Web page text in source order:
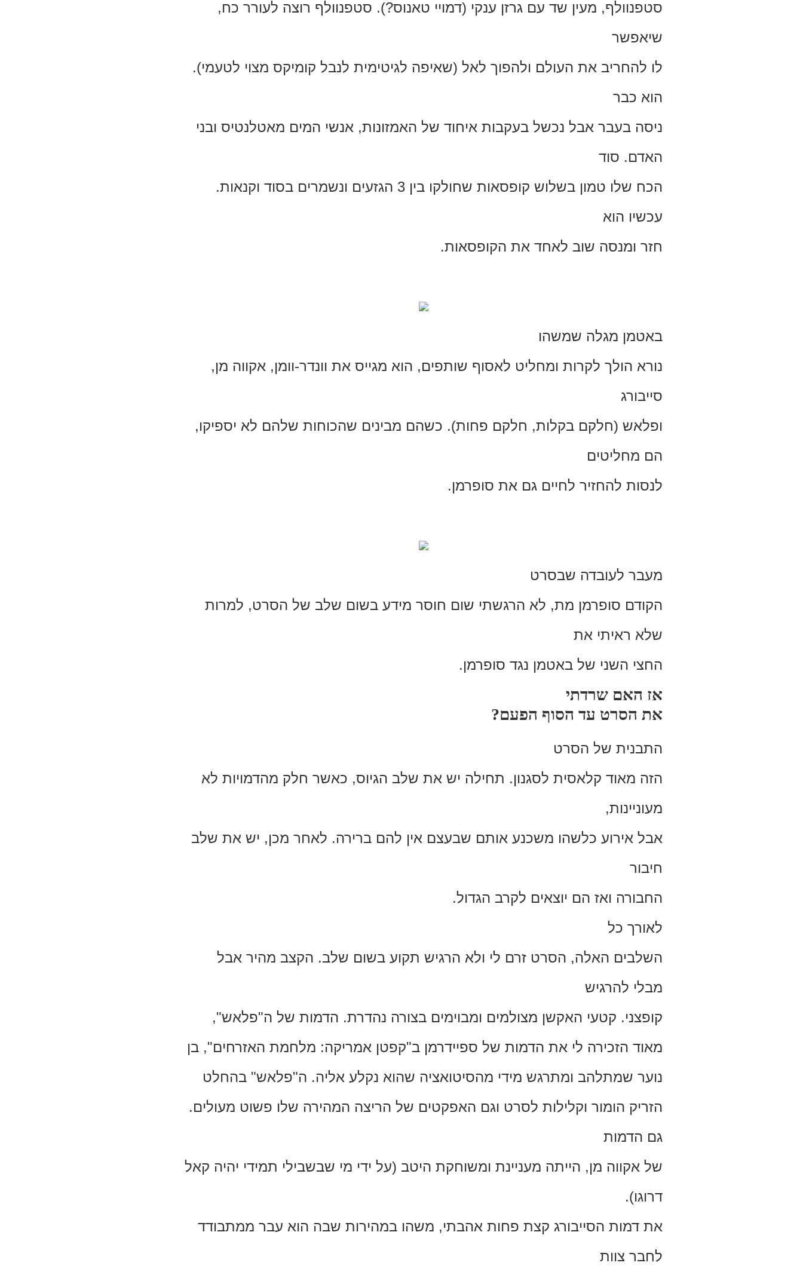
סטפנוולף, מעין שד עם גרזן ענקי (דמויי טאנוס?). סטפנוולף רוצה לעורר כח,
שיאפשר
לו להחריב את העולם ולהפוך לאל (שאיפה לגיטימית לנבל קומיקס מצוי לטעמי).
הוא כבר
ניסה בעבר אבל נכשל בעקבות איחוד של האמזונות, אנשי המים מאטלנטיס ובני
האדם. סוד
הכח שלו טמון בשלוש קופסאות שחולקו בין 3 הגזעים ונשמרים בסוד וקנאות.
עכשיו הוא
חזר ומנסה שוב לאחד את הקופסאות.
באטמן מגלה שמשהו
נורא הולך לקרות ומחליט לאסוף שותפים, הוא מגייס את וונדר-וומן, אקווה מן,
סייבורג
ופלאש (חלקם בקלות, חלקם פחות). כשהם מבינים שהכוחות שלהם לא יספיקו,
הם מחליטים
לנסות להחזיר לחיים גם את סופרמן.
מעבר לעובדה שבסרט
הקודם סופרמן מת, לא הרגשתי שום חוסר מידע בשום שלב של הסרט, למרות
שלא ראיתי את
החצי השני של באטמן נגד סופרמן.
אז האם שרדתי
את הסרט עד הסוף הפעם?
התבנית של הסרט
הזה מאוד קלאסית לסגנון. תחילה יש את שלב הגיוס, כאשר חלק מהדמויות לא
מעוניינות,
אבל אירוע כלשהו משכנע אותם שבעצם אין להם ברירה. לאחר מכן, יש את שלב
חיבור
החבורה ואז הם יוצאים לקרב הגדול.
לאורך כל
השלבים האלה, הסרט זרם לי ולא הרגיש תקוע בשום שלב. הקצב מהיר אבל
מבלי להרגיש
קופצני. קטעי האקשן מצולמים ומבוימים בצורה נהדרת. הדמות של ה"פלאש",
מאוד הזכירה לי את הדמות של ספיידרמן ב"קפטן אמריקה: מלחמת האזרחים", בן
נוער שמתלהב ומתרגש מידי מהסיטואציה שהוא נקלע אליה. ה"פלאש" בהחלט
הזריק הומור וקלילות לסרט וגם האפקטים של הריצה המהירה שלו פשוט מעולים.
גם הדמות
של אקווה מן, הייתה מעניינת ומשוחקת היטב (על ידי מי שבשבילי תמידי יהיה קאל
דרוגו).
את דמות הסייבורג קצת פחות אהבתי, משהו במהירות שבה הוא עבר ממתבודד
לחבר צוות